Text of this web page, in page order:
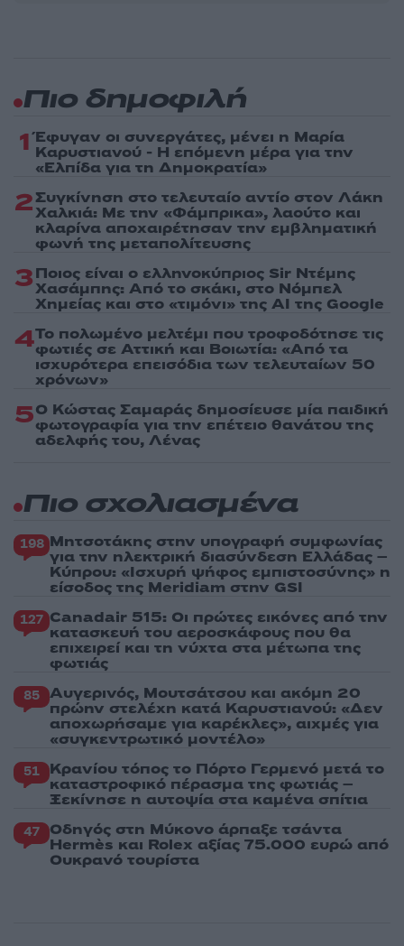
Πιο δημοφιλή
1 Έφυγαν οι συνεργάτες, μένει η Μαρία
Καρυστιανού - Η επόμενη μέρα για την
«Ελπίδα για τη Δημοκρατία»
2Συγκίνηση στο τελευταίο αντίο στον Λάκη
Χαλκιά: Με την «Φάμπρικα», λαούτο και
κλαρίνα αποχαιρέτησαν την εμβληματική
φωνή της μεταπολίτευσης
3Ποιος είναι ο ελληνοκύπριος Sir Ντέμης
Χασάμπης: Από το σκάκι, στο Νόμπελ
Χημείας και στο «τιμόνι» της AI της Google
4Το πολωμένο μελτέμι που τροφοδότησε τις
φωτιές σε Αττική και Βοιωτία: «Από τα
ισχυρότερα επεισόδια των τελευταίων 50
χρόνων»
5Ο Κώστας Σαμαράς δημοσίευσε μία παιδική
φωτογραφία για την επέτειο θανάτου της
αδελφής του, Λένας
Πιο σχολιασμένα
198 Μητσοτάκης στην υπογραφή συμφωνίας
για την ηλεκτρική διασύνδεση Ελλάδας –
Κύπρου: «Ισχυρή ψήφος εμπιστοσύνης» η
είσοδος της Meridiam στην GSI
127 Canadair 515: Οι πρώτες εικόνες από την
κατασκευή του αεροσκάφους που θα
επιχειρεί και τη νύχτα στα μέτωπα της
φωτιάς
85 Αυγερινός, Μουτσάτσου και ακόμη 20
πρώην στελέχη κατά Καρυστιανού: «Δεν
αποχωρήσαμε για καρέκλες», αιχμές για
«συγκεντρωτικό μοντέλο»
51 Κρανίου τόπος το Πόρτο Γερμενό μετά το
καταστροφικό πέρασμα της φωτιάς –
Ξεκίνησε η αυτοψία στα καμένα σπίτια
47 Οδηγός στη Μύκονο άρπαξε τσάντα
Hermès και Rolex αξίας 75.000 ευρώ από
Ουκρανό τουρίστα